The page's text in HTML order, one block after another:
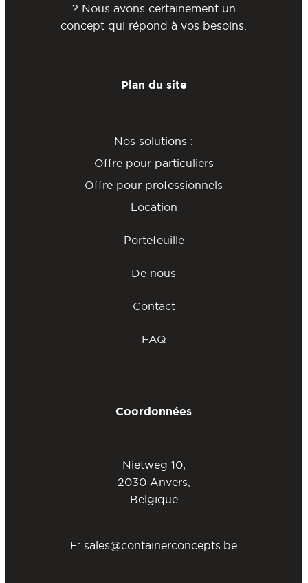
? Nous avons certainement un
concept qui répond à vos besoins.
Plan du site
Nos solutions :
Offre pour particuliers
Offre pour professionnels
Location
Portefeuille
De nous
Contact
FAQ
Coordonnées
Nietweg 10,
2030 Anvers,
Belgique
E: sales@containerconcepts.be